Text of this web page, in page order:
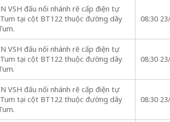
VSH đấu nối nhánh rẽ cấp điện tự
tại cột BT122 thuộc đường dây
08:30
VSH đấu nối nhánh rẽ cấp điện tự
tại cột BT122 thuộc đường dây
08:30
VSH đấu nối nhánh rẽ cấp điện tự
tại cột BT122 thuộc đường dây
08:30